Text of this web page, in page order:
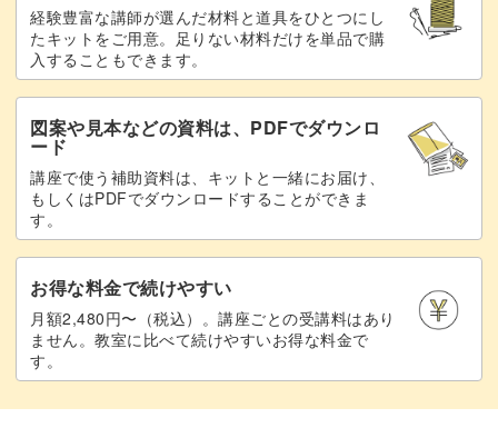
経験豊富な講師が選んだ材料と道具をひとつにし
たキットをご用意。足りない材料だけを単品で購
入することもできます。
図案や見本などの資料は、PDFでダウンロ
ード
講座で使う補助資料は、キットと一緒にお届け、
もしくはPDFでダウンロードすることができま
す。
お得な料金で続けやすい
月額2,480円〜（税込）。講座ごとの受講料はあり
ません。教室に比べて続けやすいお得な料金で
す。